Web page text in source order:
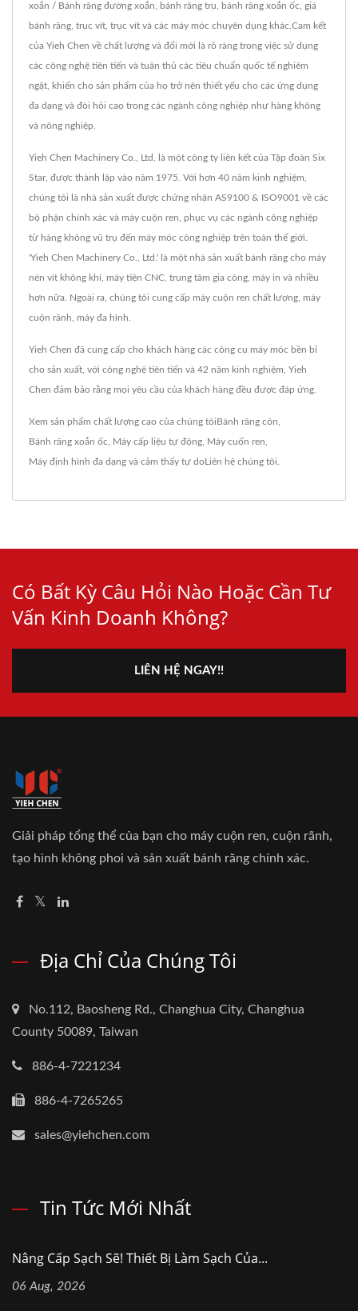
xoắn / Bánh răng đường xoắn, bánh răng trụ, bánh răng xoắn ốc, giá
bánh răng, trục vít, trục vít và các máy móc chuyên dụng khác.Cam kết
của Yieh Chen về chất lượng và đổi mới là rõ ràng trong việc sử dụng
các công nghệ tiên tiến và tuân thủ các tiêu chuẩn quốc tế nghiêm
ngặt, khiến cho sản phẩm của họ trở nên thiết yếu cho các ứng dụng
đa dạng và đòi hỏi cao trong các ngành công nghiệp như hàng không
và nông nghiệp.
Yieh Chen Machinery Co., Ltd. là một công ty liên kết của Tập đoàn Six
Star, được thành lập vào năm 1975. Với hơn 40 năm kinh nghiệm,
chúng tôi là nhà sản xuất được chứng nhận AS9100 & ISO9001 về các
bộ phận chính xác và máy cuộn ren, phục vụ các ngành công nghiệp
từ hàng không vũ trụ đến máy móc công nghiệp trên toàn thế giới.
'Yieh Chen Machinery Co., Ltd.' là một nhà sản xuất bánh răng cho máy
nén vít không khí, máy tiện CNC, trung tâm gia công, máy in và nhiều
hơn nữa. Ngoài ra, chúng tôi cung cấp máy cuộn ren chất lượng, máy
cuộn rãnh, máy đa hình.
Yieh Chen đã cung cấp cho khách hàng các công cụ máy móc bền bỉ
cho sản xuất, với công nghệ tiên tiến và 42 năm kinh nghiệm, Yieh
Chen đảm bảo rằng mọi yêu cầu của khách hàng đều được đáp ứng.
Xem sản phẩm chất lượng cao của chúng tôiBánh răng côn
Bánh răng xoắn ốc Máy cấp liệu tự động Máy cuốn ren
Máy định hình đa dạng và cảm thấy tự doLiên hệ chúng tôi
Có Bất Kỳ Câu Hỏi Nào Hoặc Cần Tư
Vấn Kinh Doanh Không?
LIÊN HỆ NGAY!!
Giải pháp tổng thể của bạn cho máy cuộn ren, cuộn rãnh,
tạo hình không phoi và sản xuất bánh răng chính xác.
Địa Chỉ Của Chúng Tôi
No.112, Baosheng Rd., Changhua City, Changhua
County 50089, Taiwan
886-4-7221234
886-4-7265265
sales@yiehchen.com
Tin Tức Mới Nhất
Nâng Cấp Sạch Sẽ! Thiết Bị Làm Sạch Của...
06 Aug, 2026